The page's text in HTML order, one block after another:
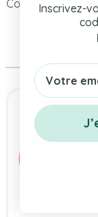
Code Article
Press to skip
Inscrivez-
Email